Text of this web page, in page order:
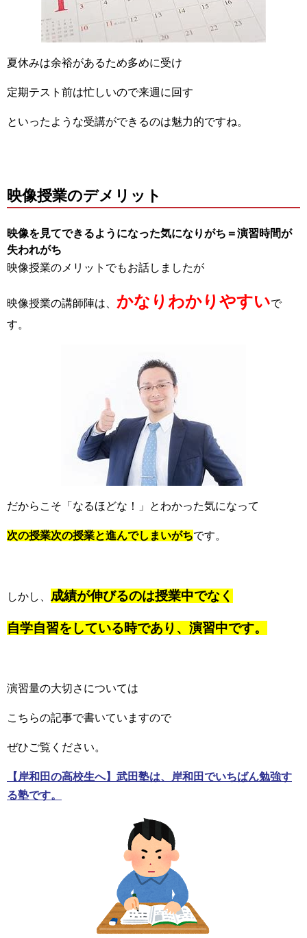
夏休みは余裕があるため多めに受け
定期テスト前は忙しいので来週に回す
といったような受講ができるのは魅力的ですね。
映像授業のデメリット
映像を見てできるようになった気になりがち＝演習時間が
失われがち
映像授業のメリットでもお話しましたが
映像授業の講師陣は、 かなりわかりやすいで
す。
だからこそ「なるほどな！」とわかった気になって
次の授業次の授業と進んでしまいがちです。
しかし、 成績が伸びるのは授業中でなく
自学自習をしている時であり、演習中です。
演習量の大切さについては
こちらの記事で書いていますので
ぜひご覧ください。
【岸和田の高校生へ】武田塾は、岸和田でいちばん勉強す
る塾です。